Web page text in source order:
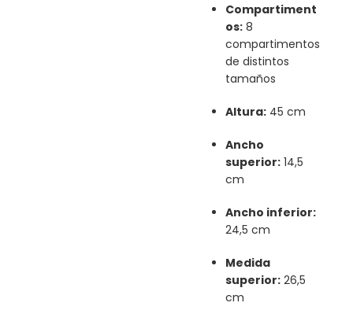
Compartiment
os: 8
compartimentos
de distintos
tamaños
Altura: 45 cm
Ancho
superior: 14,5
cm
Ancho inferior:
24,5 cm
Medida
superior: 26,5
cm